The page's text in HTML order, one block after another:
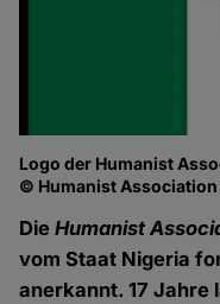
Logo der Humanist
© Humanist
DieHumanist
vom Staat Nigeria
anerkannt. 17 Jahre